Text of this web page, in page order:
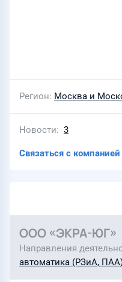
Регион Москва и
Новости 3
Связаться с компанией
ООО «ЭКРА-ЮГ»
Направления
автоматика (РЗиА,